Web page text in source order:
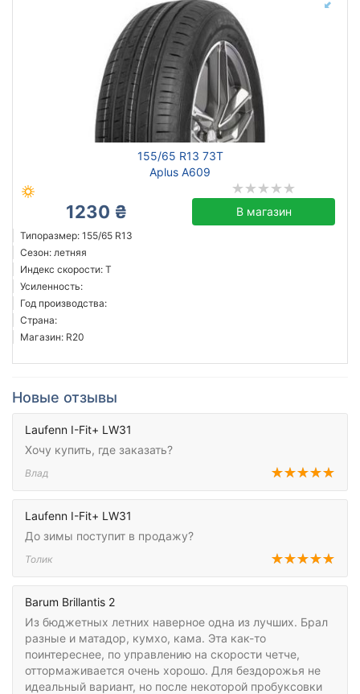
155/65 R13 73T
Aplus A609
1230 ₴ В магазин
Типоразмер: 155/65 R13
Сезон: летняя
Индекс скорости: T
Усиленность:
Год производства:
Страна:
Магазин: R20
Новые отзывы
Laufenn I-Fit+ LW31
Хочу купить, где заказать?
Влад
Laufenn I-Fit+ LW31
До зимы поступит в продажу?
Толик
Barum Brillantis 2
Из бюджетных летних наверное одна из лучших. Брал
разные и матадор, кумхо, кама. Эта как-то
поинтереснее, по управлению на скорости четче,
оттормаживается очень хорошо. Для бездорожья не
идеальный вариант, но после некоторой пробуксовки